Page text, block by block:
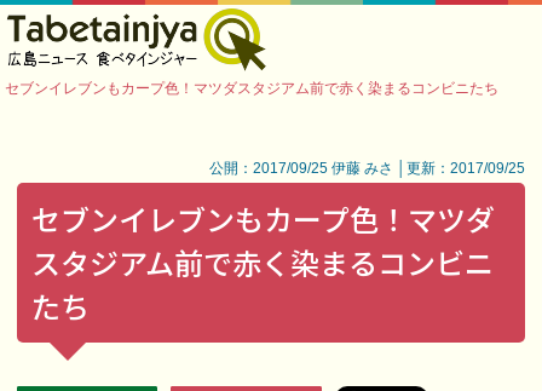
セブンイレブンもカープ色！マツダスタジアム前で赤く染まるコンビニたち
公開：2017/09/25 伊藤 みさ │更新：2017/09/25
セブンイレブンもカープ色！マツダ
スタジアム前で赤く染まるコンビニ
たち